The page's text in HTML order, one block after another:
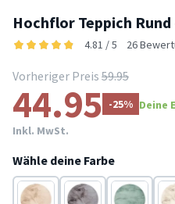
Hochflor Teppich
4.81 / 5 26
Vorheriger Preis 59.95
44.95 -25% Deine
Inkl. MwSt.
Wähle deine Farbe